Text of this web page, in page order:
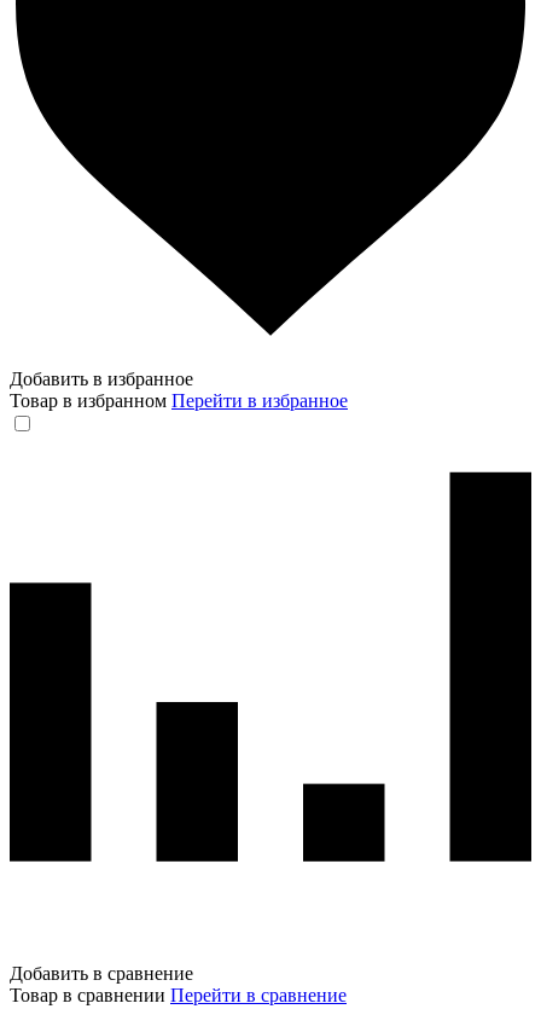
Добавить в избранное
Товар в избранном Перейти в избранное
Добавить в сравнение
Товар в сравнении Перейти в сравнение